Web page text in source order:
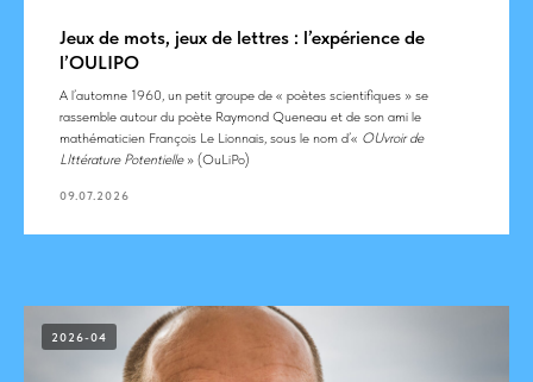
Jeux de mots, jeux de lettres : l’expérience de
l’OULIPO
A l’automne 1960, un petit groupe de « poètes scientifiques » se
rassemble autour du poète Raymond Queneau et de son ami le
mathématicien François Le Lionnais, sous le nom d’« OUvroir de
LIttérature Potentielle » (OuLiPo)
09.07.2026
2026-04